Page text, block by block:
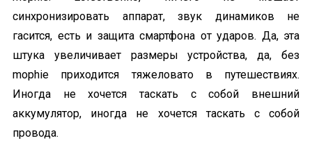
синхронизировать аппарат, звук динамиков не
гасится, есть и защита смартфона от ударов. Да, эта
штука увеличивает размеры устройства, да, без
mophie приходится тяжеловато в путешествиях.
Иногда не хочется таскать с собой внешний
аккумулятор, иногда не хочется таскать с собой
провода.